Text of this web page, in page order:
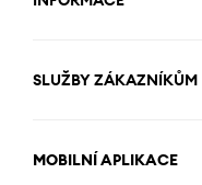
SLUŽBY ZÁKAZNÍKŮM
MOBILNÍ APLIKACE